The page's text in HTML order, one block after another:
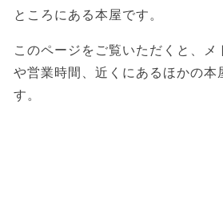
ところにある本屋です。
このページをご覧いただくと、メ
や営業時間、近くにあるほかの本
す。